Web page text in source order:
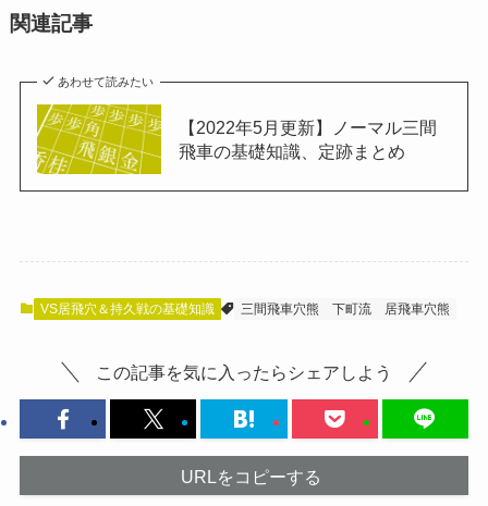
関連記事
あわせて読みたい
【2022年5月更新】ノーマル三間
飛車の基礎知識、定跡まとめ
VS居飛穴＆持久戦の基礎知識 三間飛車穴熊 下町流 居飛車穴熊
この記事を気に入ったらシェアしよう
URLをコピーする